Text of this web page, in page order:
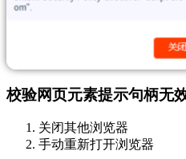
校验网页元素提示句柄无
关闭其他浏览器
手动重新打开浏览器